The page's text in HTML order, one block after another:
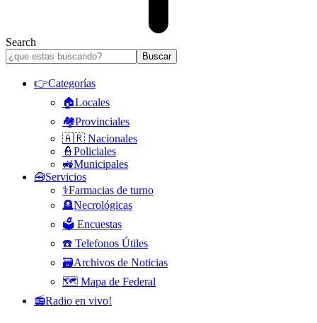
Search
👉Categorías
🏠Locales
🏘️Provinciales
🇦🇷 Nacionales
👮Policiales
🚜Municipales
🧰Servicios
⚕️Farmacias de turno
🪦Necrológicas
🗳️ Encuestas
☎️ Telefonos Útiles
🗃️Archivos de Noticias
🗺️ Mapa de Federal
📻Radio en vivo!